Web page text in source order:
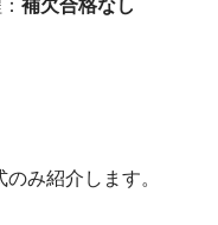
補欠合格なし
み紹介します。